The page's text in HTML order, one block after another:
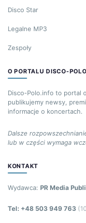
Disco Star
Legalne MP3
Zespoły
O PORTALU DISCO-
Disco-Polo.info to portal
publikujemy newsy,
informacje o koncertach.
Dalsze
lub w części wymaga
KONTAKT
Wydawca: PR Media
Tel: +48 503 949 763